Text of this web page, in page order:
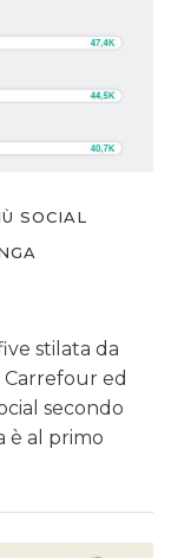
SOCIAL
stilata da
ed
secondo
è al primo